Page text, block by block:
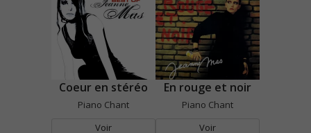
Coeur en stéréo
Piano Chant
Voir
En rouge et noir
Piano Chant
Voir